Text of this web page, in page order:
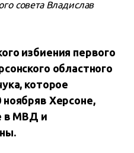
совета Владислав
избиения первого
областного
которое
Херсоне,
в МВД и